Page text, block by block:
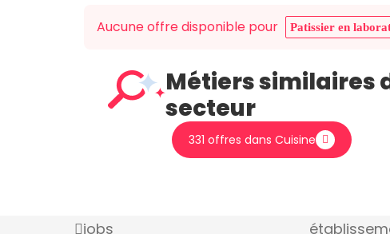
Aucune offre disponible pour Patissier en
Métiers similaires
secteur
331 offres dans Cuisine
jobs